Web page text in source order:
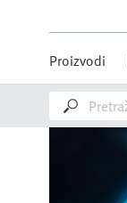
Proizvodi